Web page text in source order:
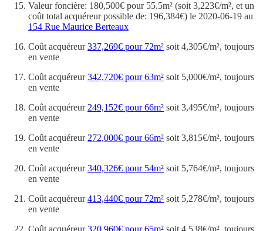
Valeur foncière: 180,500€ pour 55.5m² (soit 3,223€/m², et un
coût total acquéreur possible de: 196,384€) le 2020-06-19 au
154 Rue Maurice Berteaux
Coût acquéreur337,269€ pour 72m² soit 4,305€/m², toujours
en vente
Coût acquéreur342,720€ pour 63m² soit 5,000€/m², toujours
en vente
Coût acquéreur 249,152€ pour 66m² soit 3,495€/m², toujours
en vente
Coût acquéreur 272,000€ pour 66m² soit 3,815€/m², toujours
en vente
Coût acquéreur340,326€ pour 54m² soit 5,764€/m², toujours
en vente
Coût acquéreur413,440€ pour 72m² soit 5,278€/m², toujours
en vente